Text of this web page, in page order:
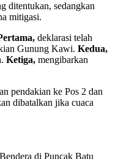
ditentukan, sedangkan
mitigasi.
deklarasi telah
Gunung Kawi. Kedua,
Ketiga, mengibarkan
pendakian ke Pos 2 dan
dibatalkan jika cuaca